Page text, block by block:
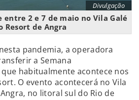
Divulgação
entre 2 e 7 de maio no Vila Galé
Resort de Angra
pandemia, a operadora
a Semana
habitualmente acontece nos
O evento acontecerá no Vila
no litoral sul do Rio de